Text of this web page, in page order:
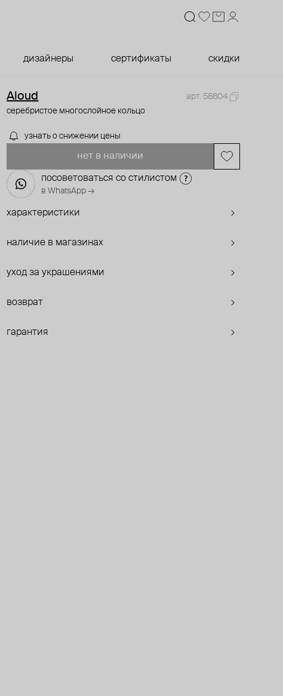
дизайнеры сертификаты скидки
Aloud
арт. 58804
серебристое многослойное кольцо
узнать о снижении цены
нет в наличии
посоветоваться со стилистом
в WhatsApp →
характеристики
наличие в магазинах
уход за украшениями
возврат
гарантия